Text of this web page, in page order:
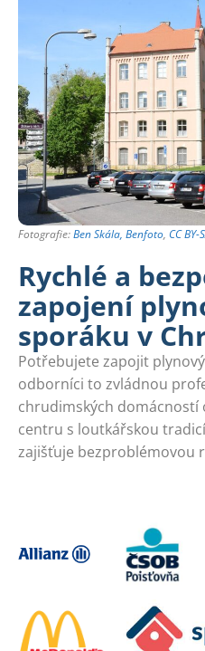
Fotografie:Ben Skála, Benfoto, CC BY-
Rychlé a
zapojení
sporáku v
Potřebujete zapojit
odborníci to zvládnou
chrudimských
centru s loutkářskou
zajišťuje bezproblémovou